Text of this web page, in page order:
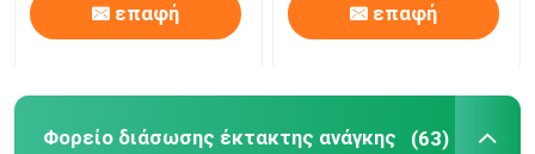
επαφή επαφή
Φορείο διάσωσης έκτακτης ανάγκης (63)